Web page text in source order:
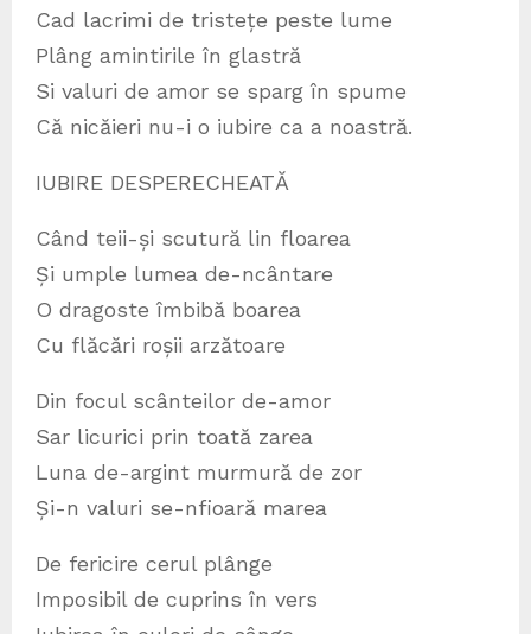
Cad lacrimi de tristețe peste lume
Plâng amintirile în glastră
Si valuri de amor se sparg în spume
Că nicăieri nu-i o iubire ca a noastră.
IUBIRE DESPERECHEATĂ
Când teii-și scutură lin floarea
Și umple lumea de-ncântare
O dragoste îmbibă boarea
Cu flăcări roșii arzătoare
Din focul scânteilor de-amor
Sar licurici prin toată zarea
Luna de-argint murmură de zor
Și-n valuri se-nfioară marea
De fericire cerul plânge
Imposibil de cuprins în vers